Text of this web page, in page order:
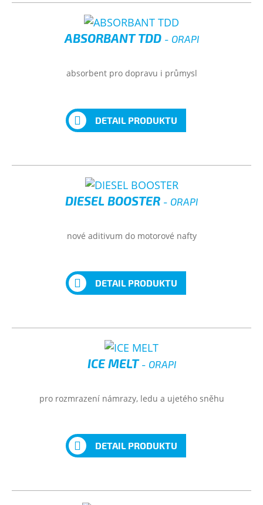
ABSORBANT TDD - ORAPI
absorbent pro dopravu i průmysl
DETAIL PRODUKTU
DIESEL BOOSTER - ORAPI
nové aditivum do motorové nafty
DETAIL PRODUKTU
ICE MELT - ORAPI
pro rozmrazení námrazy, ledu a ujetého sněhu
DETAIL PRODUKTU